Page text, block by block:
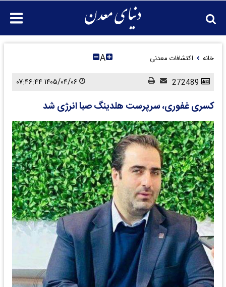
خانه اکتشافات معدنی A
کسری غفوری، سرپرست هلدینگ صبا انرژی شد